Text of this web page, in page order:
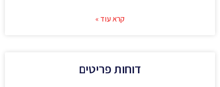
קרא עוד »
דוחות פריטים